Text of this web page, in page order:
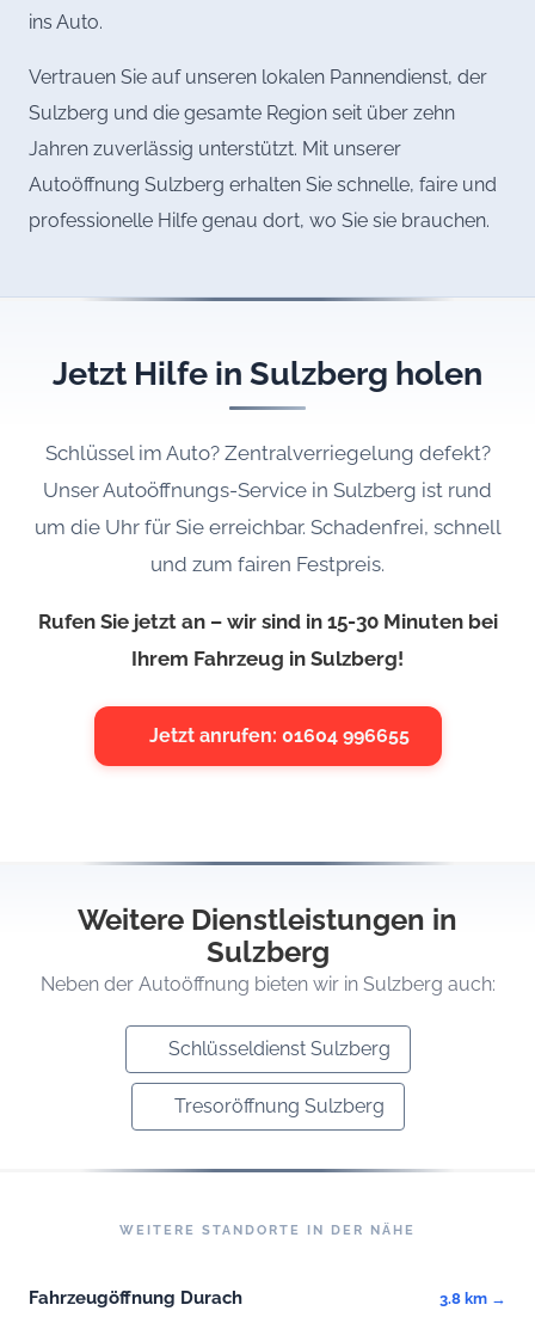
ins Auto.
Vertrauen Sie auf unseren lokalen Pannendienst, der
Sulzberg und die gesamte Region seit über zehn
Jahren zuverlässig unterstützt. Mit unserer
Autoöffnung Sulzberg erhalten Sie schnelle, faire und
professionelle Hilfe genau dort, wo Sie sie brauchen.
Jetzt Hilfe in Sulzberg holen
Schlüssel im Auto? Zentralverriegelung defekt?
Unser Autoöffnungs-Service in Sulzberg ist rund
um die Uhr für Sie erreichbar. Schadenfrei, schnell
und zum fairen Festpreis.
Rufen Sie jetzt an – wir sind in 15-30 Minuten bei
Ihrem Fahrzeug in Sulzberg!
Jetzt anrufen: 01604 996655
Weitere Dienstleistungen in
Sulzberg
Neben der Autoöffnung bieten wir in Sulzberg auch:
Schlüsseldienst Sulzberg
Tresoröffnung Sulzberg
WEITERE STANDORTE IN DER NÄHE
Fahrzeugöffnung Durach 3.8 km →